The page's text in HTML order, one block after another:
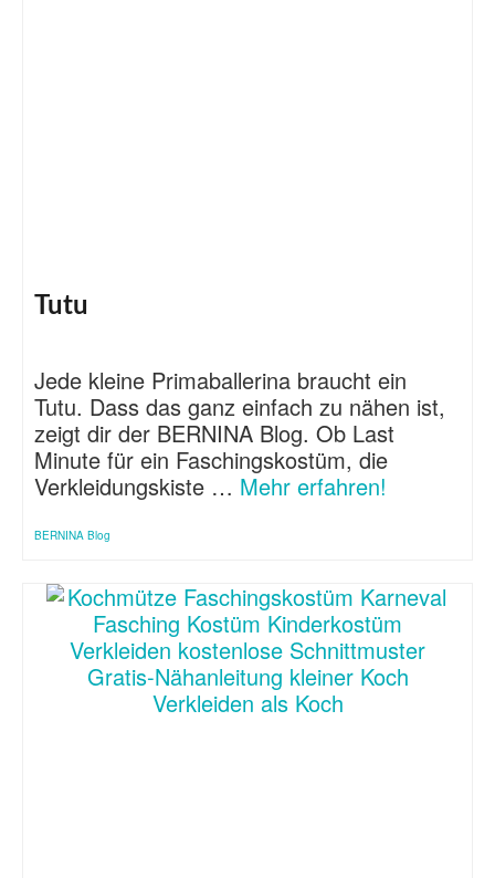
Tutu
Jede kleine Primaballerina braucht ein
Tutu. Dass das ganz einfach zu nähen ist,
zeigt dir der BERNINA Blog. Ob Last
Minute für ein Faschingskostüm, die
Verkleidungskiste … Mehr erfahren!
BERNINA Blog